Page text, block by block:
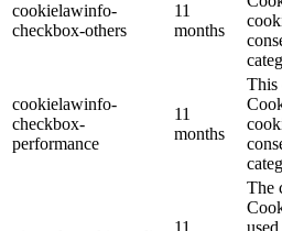
cookielawinfo-
checkbox-others
11
months
cookielawinfo-
checkbox-
performance
11
months
This
11
The